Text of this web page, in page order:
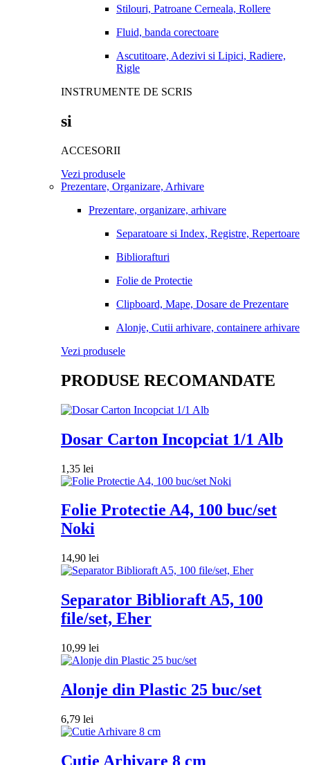
Stilouri, Patroane Cerneala, Rollere
Fluid, banda corectoare
Ascutitoare, Adezivi si Lipici, Radiere,
Rigle
INSTRUMENTE DE SCRIS
si
ACCESORII
Vezi produsele
Prezentare, Organizare, Arhivare
Prezentare, organizare, arhivare
Separatoare si Index, Registre, Repertoare
Bibliorafturi
Folie de Protectie
Clipboard, Mape, Dosare de Prezentare
Alonje, Cutii arhivare, containere arhivare
Vezi produsele
PRODUSE RECOMANDATE
Dosar Carton Incopciat 1/1 Alb
1,35 lei
Folie Protectie A4, 100 buc/set
Noki
14,90 lei
Separator Biblioraft A5, 100
file/set, Eher
10,99 lei
Alonje din Plastic 25 buc/set
6,79 lei
Cutie Arhivare 8 cm